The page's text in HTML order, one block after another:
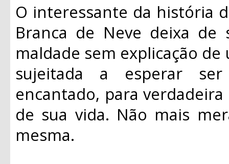
O interessante da história
Branca de Neve deixa de
maldade sem explicação
sujeitada a esperar
encantado, para
de sua vida. Não mais
mesma.